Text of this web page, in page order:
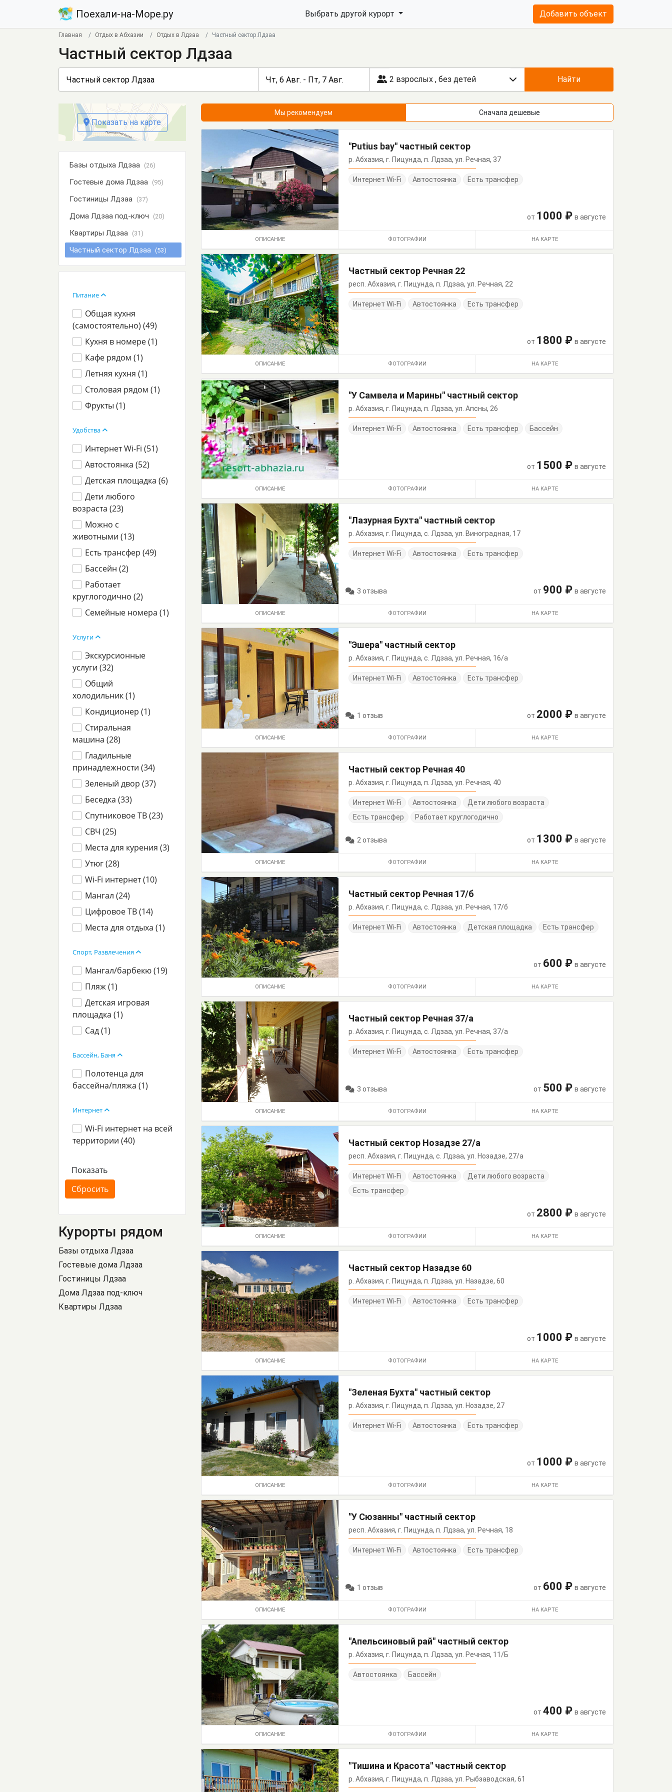
Поехали-на-Море.ру Выбрать другой курорт Добавить объект
Главная Отдых в Абхазии Отдых в Лдзаа Частный сектор Лдзаа
Частный сектор Лдзаа
2 взрослых , без детей Найти
Мы рекомендуем Сначала дешевые
"Putius bay" частный сектор
р. Абхазия, г. Пицунда, п. Лдзаа, ул. Речная, 37
Интернет Wi-Fi Автостоянка Есть трансфер
от 1000 ₽ в августе
ОПИСАНИЕ ФОТОГРАФИИ НА КАРТЕ
Частный сектор Речная 22
респ. Абхазия, г. Пицунда, п. Лдзаа, ул. Речная, 22
Интернет Wi-Fi Автостоянка Есть трансфер
от 1800 ₽ в августе
ОПИСАНИЕ ФОТОГРАФИИ НА КАРТЕ
"У Самвела и Марины" частный сектор
р. Абхазия, г. Пицунда, п. Лдзаа, ул. Апсны, 26
Интернет Wi-Fi Автостоянка Есть трансфер Бассейн
от 1500 ₽ в августе
ОПИСАНИЕ ФОТОГРАФИИ НА КАРТЕ
"Лазурная Бухта" частный сектор
р. Абхазия, г. Пицунда, с. Лдзаа, ул. Виноградная, 17
Интернет Wi-Fi Автостоянка Есть трансфер
3 отзыва от 900 ₽ в августе
ОПИСАНИЕ ФОТОГРАФИИ НА КАРТЕ
"Эшера" частный сектор
р. Абхазия, г. Пицунда, с. Лдзаа, ул. Речная, 16/а
Интернет Wi-Fi Автостоянка Есть трансфер
1 отзыв от 2000 ₽ в августе
ОПИСАНИЕ ФОТОГРАФИИ НА КАРТЕ
Частный сектор Речная 40
р. Абхазия, г. Пицунда, п. Лдзаа, ул. Речная, 40
Интернет Wi-Fi Автостоянка
Дети любого возраста
Есть трансфер
Работает круглогодично
2 отзыва от 1300 ₽ в августе
ОПИСАНИЕ ФОТОГРАФИИ НА КАРТЕ
Частный сектор Речная 17/б
р. Абхазия, г. Пицунда, с. Лдзаа, ул. Речная, 17/б
Интернет Wi-Fi Автостоянка Детская площадка Есть трансфер
от 600 ₽ в августе
ОПИСАНИЕ ФОТОГРАФИИ НА КАРТЕ
Частный сектор Речная 37/а
р. Абхазия, г. Пицунда, с. Лдзаа, ул. Речная, 37/а
Интернет Wi-Fi Автостоянка Есть трансфер
3 отзыва от 500 ₽ в августе
ОПИСАНИЕ ФОТОГРАФИИ НА КАРТЕ
Частный сектор Нозадзе 27/а
респ. Абхазия, г. Пицунда, с. Лдзаа, ул. Нозадзе, 27/а
Интернет Wi-Fi Автостоянка
Дети любого возраста
Есть трансфер
от 2800 ₽ в августе
ОПИСАНИЕ ФОТОГРАФИИ НА КАРТЕ
Частный сектор Назадзе 60
р. Абхазия, г. Пицунда, п. Лдзаа, ул. Назадзе, 60
Интернет Wi-Fi Автостоянка Есть трансфер
от 1000 ₽ в августе
ОПИСАНИЕ ФОТОГРАФИИ НА КАРТЕ
"Зеленая Бухта" частный сектор
р. Абхазия, г. Пицунда, п. Лдзаа, ул. Нозадзе, 27
Интернет Wi-Fi Автостоянка Есть трансфер
от 1000 ₽ в августе
ОПИСАНИЕ ФОТОГРАФИИ НА КАРТЕ
"У Сюзанны" частный сектор
респ. Абхазия, г. Пицунда, п. Лдзаа, ул. Речная, 18
Интернет Wi-Fi Автостоянка Есть трансфер
1 отзыв от 600 ₽ в августе
ОПИСАНИЕ ФОТОГРАФИИ НА КАРТЕ
"Апельсиновый рай" частный сектор
р. Абхазия, г. Пицунда, п. Лдзаа, ул. Речная, 11/Б
Автостоянка Бассейн
от 400 ₽ в августе
ОПИСАНИЕ ФОТОГРАФИИ НА КАРТЕ
"Тишина и Красота" частный сектор
р. Абхазия, г. Пицунда, п. Лдзаа, ул. Рыбзаводская, 61
Показать на карте
Базы отдыха Лдзаа (26)
Гостевые дома Лдзаа (95)
Гостиницы Лдзаа (37)
Дома Лдзаа под-ключ (20)
Квартиры Лдзаа (31)
Частный сектор Лдзаа (53)
Питание
Общая кухня
(самостоятельно) (49)
Кухня в номере (1)
Кафе рядом (1)
Летняя кухня (1)
Столовая рядом (1)
Фрукты (1)
Удобства
Интернет Wi-Fi (51)
Автостоянка (52)
Детская площадка (6)
Дети любого
возраста (23)
Можно с
животными (13)
Есть трансфер (49)
Бассейн (2)
Работает
круглогодично (2)
Семейные номера (1)
Услуги
Экскурсионные
услуги (32)
Общий
холодильник (1)
Кондиционер (1)
Стиральная
машина (28)
Гладильные
принадлежности (34)
Зеленый двор (37)
Беседка (33)
Спутниковое ТВ (23)
СВЧ (25)
Места для курения (3)
Утюг (28)
Wi-Fi интернет (10)
Мангал (24)
Цифровое ТВ (14)
Места для отдыха (1)
Спорт, Развлечения
Мангал/барбекю (19)
Пляж (1)
Детская игровая
площадка (1)
Сад (1)
Бассейн, Баня
Полотенца для
бассейна/пляжа (1)
Интернет
Wi-Fi интернет на всей
территории (40)
Курорты рядом
Базы отдыха Лдзаа
Гостевые дома Лдзаа
Гостиницы Лдзаа
Дома Лдзаа под-ключ
Квартиры Лдзаа